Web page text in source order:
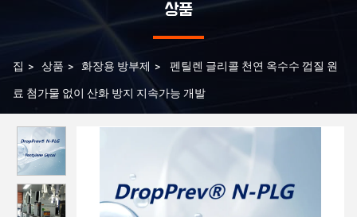
상품
집 > 상품 > 화장용 방부제 > 펜틸렌 글리콜 천연 옥수수 껍질 원
료 첨가물 없이 산화 방지 지속가능 개발